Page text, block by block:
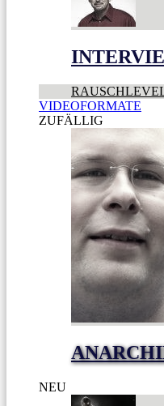
VIDEOFORMATE
ZUFÄLLIG
NEU